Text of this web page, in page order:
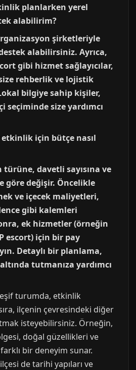
planlarken yerel
alabilirim?
şirketleriyle
alabilirsiniz. Ayrıca,
gibi hizmet sağlayıcılar,
rehberlik ve lojistik
bilgiye sahip kişiler,
seçiminde size yardımcı
etkinlik için bütçe nasıl
türüne, davetli sayısına ve
göre değişir. Öncelikle
ve içecek maliyetleri,
gibi kalemleri
ek hizmetler (örneğin
escort) için bir pay
Detaylı bir planlama,
tutmanıza yardımcı
turumda, etkinlik
ilçenin çevresindeki diğer
isteyebilirsiniz. Örneğin,
doğal güzellikleri ve
bir deneyim sunar.
ilçesi de tarihi yapıları ve